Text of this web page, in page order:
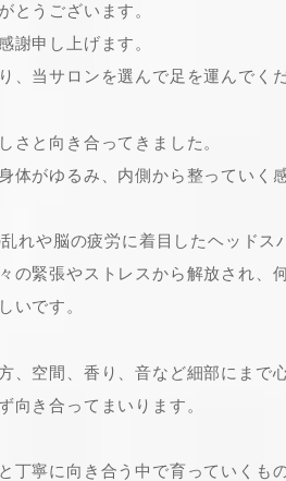
とうございます。
謝申し上げます。
当サロンを選んで足を運んでく
さと向き合ってきました。
がゆるみ、内側から整っていく
れや脳の疲労に着目したヘッドス
の緊張やストレスから解放され、
いです。
空間、香り、音など細部にまで心
向き合ってまいります。
丁寧に向き合う中で育っていくもの